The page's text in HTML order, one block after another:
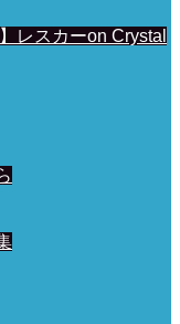
レスカーon Crystal